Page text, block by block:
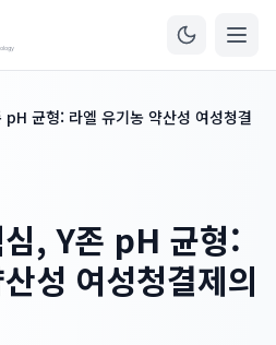
pH 균형: 라엘 유기농 약산성 여성청결
, Y존 pH 균형:
성 여성청결제의